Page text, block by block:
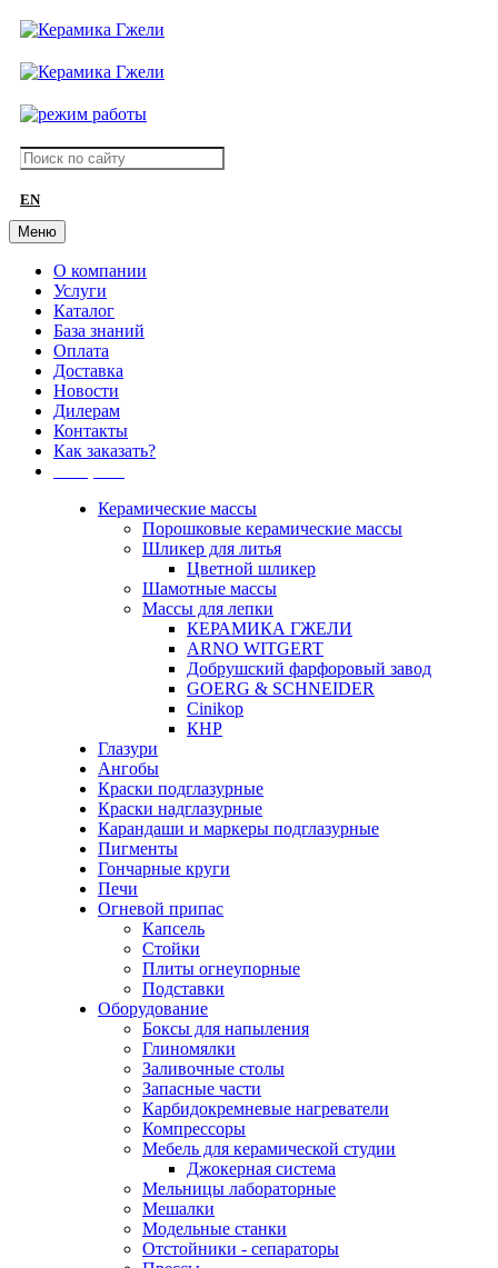
EN
Меню
О компании
Услуги
Каталог
База знаний
Оплата
Доставка
Новости
Дилерам
Контакты
Как заказать?
Керамические массы
Порошковые керамические массы
Шликер для литья
Цветной шликер
Шамотные массы
Массы для лепки
КЕРАМИКА ГЖЕЛИ
ARNO WITGERT
Добрушский фарфоровый завод
GOERG & SCHNEIDER
Cinikop
КНР
Глазури
Ангобы
Краски подглазурные
Краски надглазурные
Карандаши и маркеры подглазурные
Пигменты
Гончарные круги
Печи
Огневой припас
Капсель
Стойки
Плиты огнеупорные
Подставки
Оборудование
Боксы для напыления
Глиномялки
Заливочные столы
Запасные части
Карбидокремневые нагреватели
Компрессоры
Мебель для керамической студии
Джокерная система
Мельницы лабораторные
Мешалки
Модельные станки
Отстойники - сепараторы